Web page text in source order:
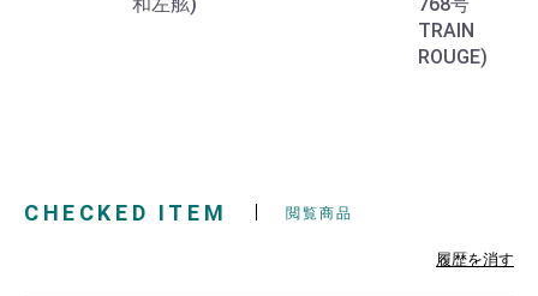
TRAIN
ROUGE)
CHECKED ITEM 閲覧商品
履歴を消す